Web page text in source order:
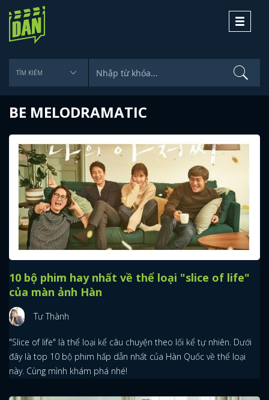
Toggle
BE MELODRAMATIC
10 bộ phim hay nhất về thể loại "slice of life"
của màn ảnh Hàn
Tư Thành
"Slice of life" là thể loại kể câu chuyện theo lối kể tự nhiên. Dưới
đây là top 10 bộ phim hấp dẫn nhất của Hàn Quốc về thể loại
này. Cùng mình khám phá nhé!